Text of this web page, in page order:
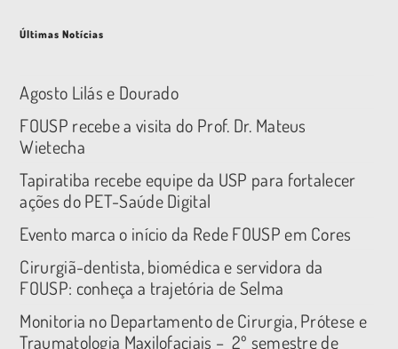
Últimas Notícias
Agosto Lilás e Dourado
FOUSP recebe a visita do Prof. Dr. Mateus
Wietecha
Tapiratiba recebe equipe da USP para fortalecer
ações do PET-Saúde Digital
Evento marca o início da Rede FOUSP em Cores
Cirurgiã-dentista, biomédica e servidora da
FOUSP: conheça a trajetória de Selma
Monitoria no Departamento de Cirurgia, Prótese e
Traumatologia Maxilofaciais – 2º semestre de